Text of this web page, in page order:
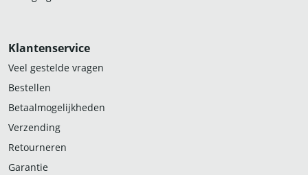
Klantenservice
Veel gestelde vragen
Bestellen
Betaalmogelijkheden
Verzending
Retourneren
Garantie